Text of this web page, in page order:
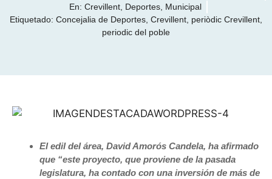
En: Crevillent, Deportes, Municipal
Etiquetado: Concejalia de Deportes, Crevillent, periòdic Crevillent,
periodic del poble
El edil del área, David Amorós Candela, ha afirmado
que “este proyecto, que proviene de la pasada
legislatura, ha contado con una inversión de más de